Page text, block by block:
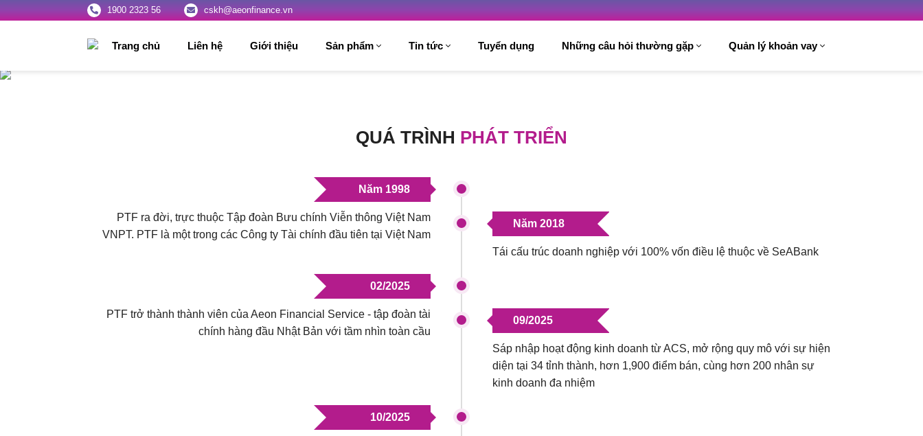
1900 2323 56 cskh@aeonfinance.vn
Trang chủ Liên hệ Giới thiệu Sản phẩm Tin tức Tuyển dụng Những câu hỏi thường gặp Quản lý khoản vay
QUÁ TRÌNH PHÁT TRIỂN
Năm 1998
PTF ra đời, trực thuộc Tập đoàn Bưu chính Viễn thông Việt Nam
VNPT. PTF là một trong các Công ty Tài chính đầu tiên tại Việt Nam
Năm 2018
Tái cấu trúc doanh nghiệp với 100% vốn điều lệ thuộc về SeABank
02/2025
PTF trở thành thành viên của Aeon Financial Service - tập đoàn tài
chính hàng đầu Nhật Bản với tầm nhìn toàn cầu
09/2025
Sáp nhập hoạt động kinh doanh từ ACS, mở rộng quy mô với sự hiện
diện tại 34 tỉnh thành, hơn 1,900 điểm bán, cùng hơn 200 nhân sự
kinh doanh đa nhiệm
10/2025